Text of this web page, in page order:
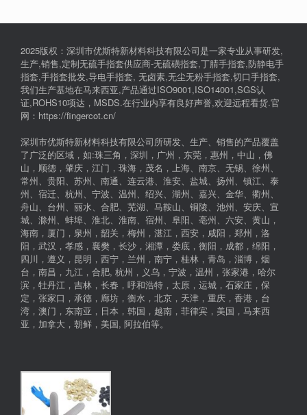
2025版权：深圳市优斯特新材料科技有限公司是一家专业从事研发,
生产,销售,定制无硫手指套供应商-无硫磺指套,丁腈手指套,防静电手
指套,手指套批发,导电手指套, 无卤素,无尘无粉手指套,切口手指套,
我们生产基地在马来西亚,产品通过ISO9001,ISO14001,SGS认
证,ROHS10项达，MSDS.在行业内享有良好声誉,欢迎远程看货.官
网：https://fingercot.cn/
深圳市优斯特新材料科技有限公司所研发、生产、销售的产品覆盖
了广泛的区域，如:珠三角，深圳，广州，东莞，惠州，中山，佛
山，顺德，肇庆，江门，珠海，茂名，上海、南京、无锡、徐州、
常州、贵阳、苏州、南通、连云港、淮安、盐城、扬州、镇江、泰
州、宿迁、杭州、宁波、温州、绍兴、湖州、嘉兴、金华、衢州、
舟山、台州、丽水、合肥、芜湖、马鞍山、铜陵、池州、安庆、宣
城、滁州、蚌埠、淮北、淮南、宿州、阜阳、亳州、六安、黄山，
海南，厦门，泉州，韶关，梅州，湛江，西安，咸阳，郑州，洛
阳，武汉，孝感，襄樊，长沙，湘潭，娄底，衡阳，成都，绵阳，
四川，遵义，昆明，西宁，兰州，南宁，桂林，青岛，淄博，烟
台，南昌，九江，合肥, 杭州，义乌，宁波，温州，张家港，哈尔
滨，牡丹江，吉林，长春，呼和浩特，太原，运城，石家庄，保
定，张家口，承德，廊坊，衡水，北京，天津，重庆，香港，台
湾，澳门，东南亚，日本，韩国，越南，菲律宾，美国，马来西
亚，加拿大，朝鲜，美国, 阿拉伯等。